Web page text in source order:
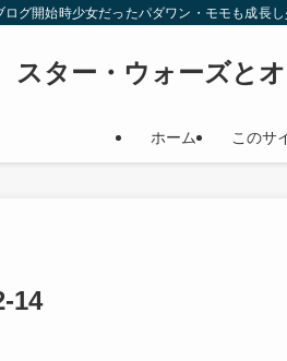
グ開始時少女だったパダワン・モモも成長
スター・ウォーズと
ホーム このサ
14